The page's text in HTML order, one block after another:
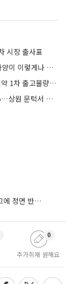
시장 출사표
임팔라, 사전계약 1000대 넘어... "기본사양이 이렇게나 빵빵해"
대형차 판매 불씨 지피나? 임팔라 사전계약 1차 출고물량 700대 '완판'
美 클래리티 법안 연내 통과 가능성 13%…상원 문턱서 제동
금융위, ‘한국 증시 투자 부적격’ 블룸버그에 정면 반박…“근거 불분명”
추가취재 원해요
0